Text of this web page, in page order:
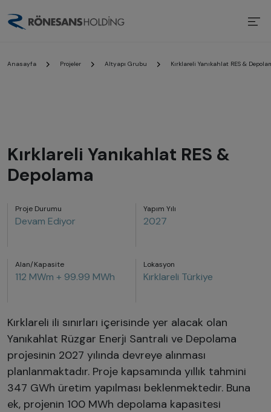
Anasayfa Projeler Altyapı Grubu Kırklareli Yanıkahlat RES &
Kırklareli Yanıkahlat RES &
Depolama
Proje Durumu
Devam Ediyor
Yapım Yılı
2027
Alan/Kapasite
112 MWm + 99.99 MWh
Lokasyon
Kırklareli Türkiye
Kırklareli ili sınırları içerisinde yer alacak olan
Yanıkahlat Rüzgar Enerji Santrali ve Depolama
projesinin 2027 yılında devreye alınması
planlanmaktadır. Proje kapsamında yıllık tahmini
347 GWh üretim yapılması beklenmektedir. Buna
ek, projenin 100 MWh depolama kapasitesi